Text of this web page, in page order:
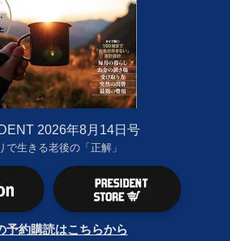
2026年8月14日号
で生きる老後の「正解」
予約購読はこちらから